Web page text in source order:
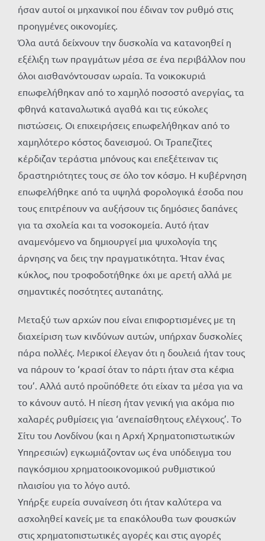
ήσαν αυτοί οι μηχανικοί που έδιναν τον ρυθμό στις
προηγμένες οικονομίες.
Όλα αυτά δείχνουν την δυσκολία να κατανοηθεί η
εξέλιξη των πραγμάτων μέσα σε ένα περιβάλλον που
όλοι αισθανόντουσαν ωραία. Τα νοικοκυριά
επωφελήθηκαν από το χαμηλό ποσοστό ανεργίας, τα
φθηνά καταναλωτικά αγαθά και τις εύκολες
πιστώσεις. Οι επιχειρήσεις επωφελήθηκαν από το
χαμηλότερο κόστος δανεισμού. Οι Τραπεζίτες
κέρδιζαν τεράστια μπόνους και επεξέτειναν τις
δραστηριότητες τους σε όλο τον κόσμο. Η κυβέρνηση
επωφελήθηκε από τα υψηλά φορολογικά έσοδα που
τους επιτρέπουν να αυξήσουν τις δημόσιες δαπάνες
για τα σχολεία και τα νοσοκομεία. Αυτό ήταν
αναμενόμενο να δημιουργεί μια ψυχολογία της
άρνησης να δεις την πραγματικότητα. Ήταν ένας
κύκλος, που τροφοδοτήθηκε όχι με αρετή αλλά με
σημαντικές ποσότητες αυταπάτης.
Μεταξύ των αρχών που είναι επιφορτισμένες με τη
διαχείριση των κινδύνων αυτών, υπήρχαν δυσκολίες
πάρα πολλές. Μερικοί έλεγαν ότι η δουλειά ήταν τους
να πάρουν το ‘κρασί όταν το πάρτι ήταν στα κέφια
του’. Αλλά αυτό προϋπόθετε ότι είχαν τα μέσα για να
το κάνουν αυτό. Η πίεση ήταν γενική για ακόμα πιο
χαλαρές ρυθμίσεις για ‘ανεπαίσθητους ελέγχους’. Το
Σίτυ του Λονδίνου (και η Αρχή Χρηματοπιστωτικών
Υπηρεσιών) εγκωμιάζονταν ως ένα υπόδειγμα του
παγκόσμιου χρηματοοικονομικού ρυθμιστικού
πλαισίου για το λόγο αυτό.
Υπήρξε ευρεία συναίνεση ότι ήταν καλύτερα να
ασχοληθεί κανείς με τα επακόλουθα των φουσκών
στις χρηματοπιστωτικές αγορές και στις αγορές